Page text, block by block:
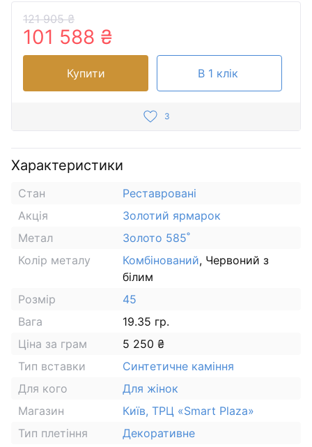
121 905 ₴
101 588 ₴
Купити В 1 клік
3
Характеристики
Стан
Реставровані
Акція
Золотий ярмарок
Метал
Золото 585˚
Колір металу
Комбінований, Червоний з
білим
Розмір
45
Вага
19.35 гр.
Ціна за грам
5 250 ₴
Тип вставки
Синтетичне каміння
Для кого
Для жінок
Магазин
Київ, ТРЦ «Smart Plaza»
Тип плетіння
Декоративне